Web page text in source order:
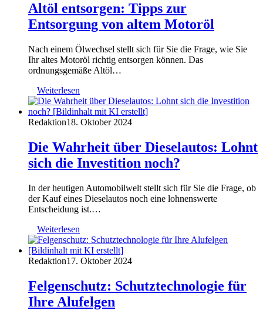
Altöl entsorgen: Tipps zur
Entsorgung von altem Motoröl
Nach einem Ölwechsel stellt sich für Sie die Frage, wie Sie
Ihr altes Motoröl richtig entsorgen können. Das
ordnungsgemäße Altöl…
Weiterlesen
Redaktion18. Oktober 2024
Die Wahrheit über Dieselautos: Lohnt
sich die Investition noch?
In der heutigen Automobilwelt stellt sich für Sie die Frage, ob
der Kauf eines Dieselautos noch eine lohnenswerte
Entscheidung ist.…
Weiterlesen
Redaktion17. Oktober 2024
Felgenschutz: Schutztechnologie für
Ihre Alufelgen